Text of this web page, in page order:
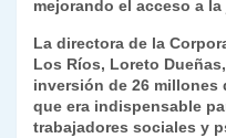
p
o
k
dl
y
tir
mejorando el acceso a
La directora de la
Los Ríos, Loreto
inversión de 26 millones
que era indispensable
trabajadores sociales y